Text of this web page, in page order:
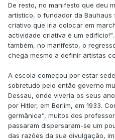
De resto, no manifesto que deu
artístico, o fundador da
criativo que iria colocar em
actividade criativa é um
também, no manifesto, o
chega mesmo a definir artistas
A escola começou por estar
sobretudo pelo então governo
Dessau, onde viveria os seus
por Hitler, em Berlim, em 1933.
germânica”, muitos dos
passaram dispersaram-se um
das razões da sua divulgação,